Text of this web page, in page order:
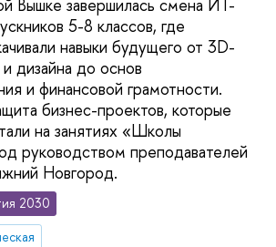
Вышке завершилась смена ИТ-
5-8 классов, где
навыки будущего от 3D-
дизайна до основ
и финансовой грамотности.
бизнес-проектов, которые
на занятиях «Школы
руководством преподавателей
Новгород.
2030